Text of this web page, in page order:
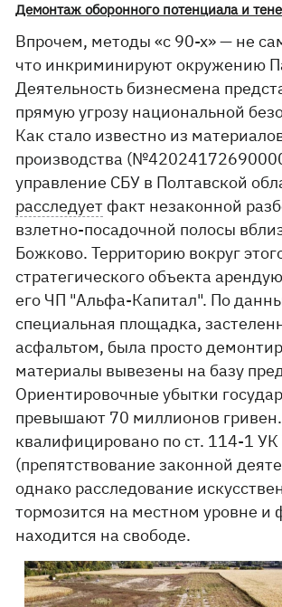
Демонтаж оборонного потенциала и
Впрочем, методы «с 90-х» — не
что инкриминируют окружению
Деятельность бизнесмена
прямую угрозу национальной
Как стало известно из
производства
управление СБУ в Полтавской
расследует факт незаконной
взлетно-посадочной полосы
Божково. Территорию вокруг
стратегического объекта
его ЧП "Альфа-Капитал". По
специальная площадка,
асфальтом, была просто
материалы вывезены на базу
Ориентировочные убытки
превышают 70 миллионов
квалифицировано по ст. 114-1
(препятствование законной
однако расследование
тормозится на местном уровне и
находится на свободе.